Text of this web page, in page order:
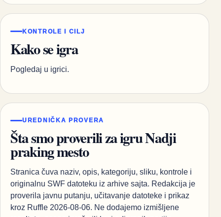
KONTROLE I CILJ
Kako se igra
Pogledaj u igrici.
UREDNIČKA PROVERA
Šta smo proverili za igru Nadji
praking mesto
Stranica čuva naziv, opis, kategoriju, sliku, kontrole i
originalnu SWF datoteku iz arhive sajta. Redakcija je
proverila javnu putanju, učitavanje datoteke i prikaz
kroz Ruffle 2026-08-06. Ne dodajemo izmišljene